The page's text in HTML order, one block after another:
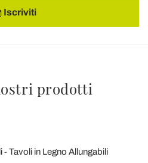
Iscriviti
prodotti
Tavoli in Legno Allungabili